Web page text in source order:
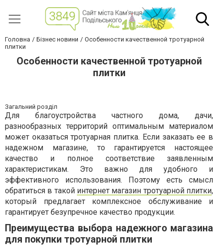
Головна Бізнес новини
Особенности качественной тротуарной
плитки
Особенности качественной тротуарной
плитки
Загальний розділ
Для благоустройства частного дома, дачи,
разнообразных территорий оптимальным материалом
может оказаться тротуарная плитка. Если заказать ее в
надежном магазине, то гарантируется настоящее
качество и полное соответствие заявленным
характеристикам. Это важно для удобного и
эффективного использования. Поэтому есть смысл
обратиться в такой интернет магазин тротуарной плитки,
который предлагает комплексное обслуживание и
гарантирует безупречное качество продукции.
Преимущества выбора надежного магазина
для покупки тротуарной плитки